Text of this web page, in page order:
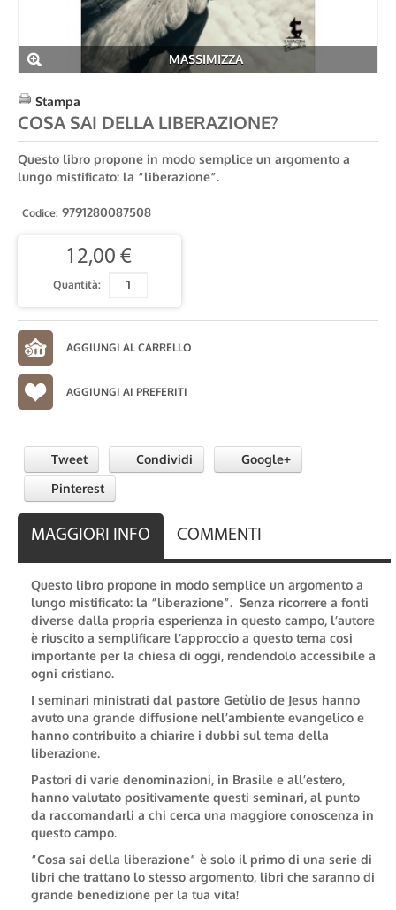
MASSIMIZZA
Stampa
COSA SAI DELLA LIBERAZIONE?
Questo libro propone in modo semplice un argomento a
lungo mistificato: la “liberazione”.
Codice: 9791280087508
12,00 €
Quantità:
AGGIUNGI AI PREFERITI
Tweet Condividi
Google+
Pinterest
MAGGIORI INFO COMMENTI
Questo libro propone in modo semplice un argomento a
lungo mistificato: la “liberazione”. Senza ricorrere a fonti
diverse dalla propria esperienza in questo campo, l’autore
è riuscito a semplificare l’approccio a questo tema cosi
importante per la chiesa di oggi, rendendolo accessibile a
ogni cristiano.
I seminari ministrati dal pastore Getùlio de Jesus hanno
avuto una grande diffusione nell’ambiente evangelico e
hanno contribuito a chiarire i dubbi sul tema della
liberazione.
Pastori di varie denominazioni, in Brasile e all’estero,
hanno valutato positivamente questi seminari, al punto
da raccomandarli a chi cerca una maggiore conoscenza in
questo campo.
“Cosa sai della liberazione” è solo il primo di una serie di
libri che trattano lo stesso argomento, libri che saranno di
grande benedizione per la tua vita!